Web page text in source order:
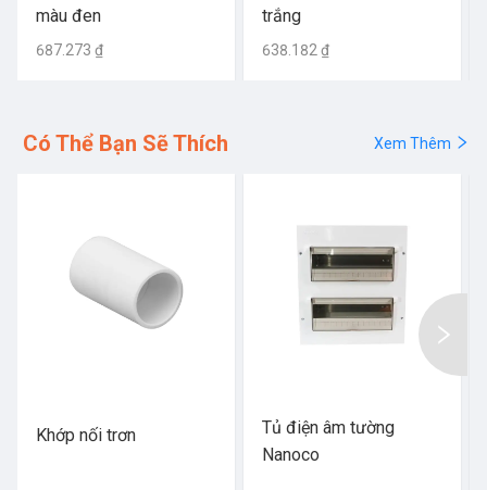
màu đen
687.273 ₫
trắng
638.182 ₫
Có Thể Bạn Sẽ Thích Xem Thêm
Khớp nối trơn
Tủ điện âm tường
Nanoco